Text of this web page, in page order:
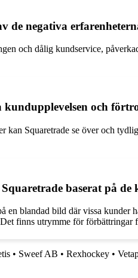
negativa
och dålig kundservice,
och
kan Squaretrade se över och
baserat på de
en blandad bild där vissa
finns utrymme för
• Sweef AB • Rexhockey •